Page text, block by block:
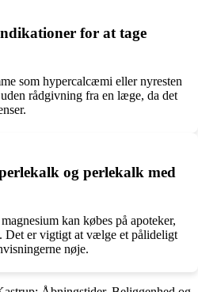
for at tage
som hypercalcæmi eller nyresten
rådgivning fra en læge, da det
og perlekalk med
kan købes på apoteker,
Det er vigtigt at vælge et pålideligt
nøje.